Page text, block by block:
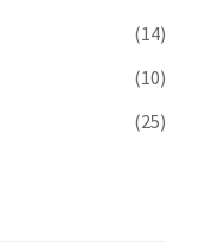
(14)
(10)
(25)